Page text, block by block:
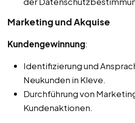
Marketing und Akquise
Kundengewinnung:
Identifizierung und
Neukunden in Kleve.
Durchführung von
Kundenaktionen.